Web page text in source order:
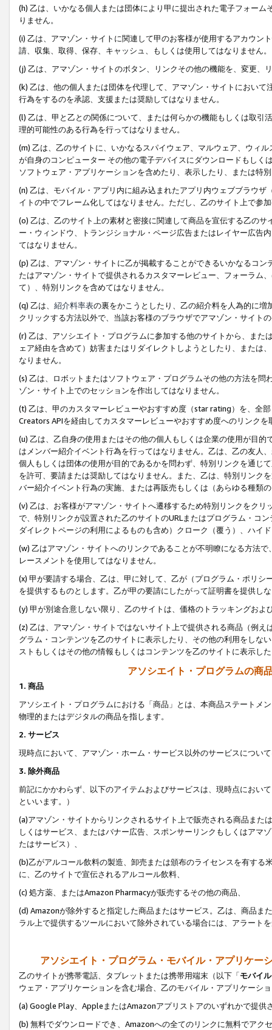
(h) 乙は、いかなる個人または団体により甲に提出された電子フォー
りません。
(i) 乙は、アマゾン・サイトに関連して甲のお客様が使用するアカウン
請、収集、取得、保存、キャッシュ、もしくは使用してはなりません。
(j) 乙は、アマゾン・サイトのボタン、リンクその他の機能を、変更、
(k) 乙は、他の個人または団体を代理して、アマゾン・サイトにおい
行為をするのを承認、支援または奨励してはなりません。
(l) 乙は、甲と乙との関係について、または何らかの機能もしくは取
理的可能性のある行為を行ってはなりません。
(m) 乙は、乙のサイトに、いかなるスパイウェア、マルウェア、ウィ
が自身のコンピューター その他の電子デバイスにダウンロードもし
ソフトウェア・アプリケーションを含めたり、表示したり、または特
(n) 乙は、モバイル・アプリ内に組み込まれたアプリ内ウェブブラウ
イトの中でフレーム化してはなりません。ただし、乙のサイト上で参
(o) 乙は、乙のサイト上の素材と密接に関連して商品を宣伝する乙の
ー・ウィンドウ、トランジショナル・ページ広告またはレイヤー広告
てはなりません。
(p) 乙は、アマゾン・サイトに乙が掲載することができるいかなるコ
たはアマゾン・サイトで提供されるカスタマーレビュー、フォーラム
て）、特別リンクを含めてはなりません。
(q) 乙は、 紹介料率表の裏をかこうとしたり、乙の紹介料を人為的に
クリックする方法以外で、当該お客様のブラウザでアマゾン・サイト
(r) 乙は、アソシエイト・プログラムに参加する他のサイトから、ま
ェア経由を含めて）妨害またはリダイレクトしようとしたり、または
なりません。
(s) 乙は、ロボットまたはソフトウェア・プログラムその他の方法を
ゾン・サイト上でのセッションを作出してはなりません。
(t) 乙は、甲のカスタマーレビューやおすすめ度（star rating）を、全
Creators APIを経由してカスタマーレビューやおすすめ度へのリンクを
(u) 乙は、乙自身の使用またはその他の個人もしくは企業の使用が目
はメンバー紹介イベント行為を行ってはなりません。乙は、乙の友人
個人もしくは団体の使用が目的であるかを問わず、特別リンクを通じ
を許可、要請または奨励してはなりません。また、乙は、特別リンク
バー紹介イベント行為の実施、または再販売もしくは（あらゆる種類
(v) 乙は、お客様がアマゾン・サイトへ遷移するため特別リンクをク
で、特別リンクが設置された乙のサイトのURLまたはプログラム・コ
ダイレクトページの利用によるものも含め）クローク（覆う）、ハイ
(w) 乙はアマゾン・サイトへのリンクであることが不明瞭になる方法
レースメントを使用してはなりません。
(x) 甲が要請する場合、乙は、甲に対して、乙が（プログラム・ポリ
を提供するものとします。乙が甲の要請にしたがって証明書を提供し
(y) 甲が別途合意しない限り、乙のサイトは、価格のトラッキングお
(z) 乙は、アマゾン・サイトではないサイト上で提供される商品（例
グラム・コンテンツを乙のサイトに表示したり、その他の利用をしな
ストもしくはその他の情報もしくはコンテンツを乙のサイトに表示し
アソシエイト・プログラムの商
1. 商品
アソシエイト・プログラムにおける「商品」とは、本商品ステートメ
物理的またはデジタルの商品を指します。
2. サービス
現時点において、アマゾン・ホーム・サービス以外のサービスについ
3. 除外商品
前記にかかわらず、以下のアイテムおよびサービスは、現時点におい
といいます。）
(a)アマゾン・サイトからリンクされるサイト上で販売される商品ま
しくはサービス、またはバナー広告、スポンサーリンクもしくはアマ
たはサービス）、
(b)乙がアルコール飲料の製造、卸売または頒布のライセンスを有す
に、乙のサイトで宣伝されるアルコール飲料、
(c) 処方薬、またはAmazon Pharmacyが販売するその他の商品、
(d) Amazonが除外すると指定した商品またはサービス。乙は、商品ま
ラル上で提供するツールにおいて除外されている場合には、アラート
アソシエイト・プログラム・モバイル・アプリケー
乙のサイトが携帯電話、タブレットまたは携帯用端末（以下「モバイ
ウェア・アプリケーションを含む場合、乙のモバイル・アプリケーシ
(a) Google Play、AppleまたはAmazonアプリストアのいずれかで提供
(b) 無料でダウンロードでき、Amazonへの全てのリンクに無料でアク